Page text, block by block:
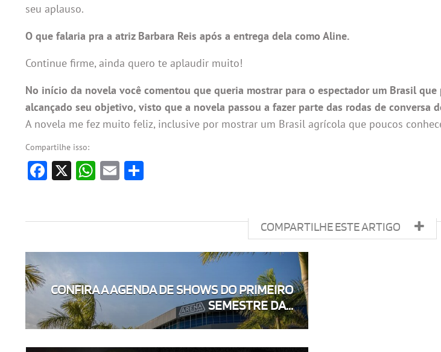
seu aplauso.
O que falaria pra a atriz Barbara Reis após a entrega dela como Aline.
Continue firme, ainda quero te aplaudir muito!
No início da novela você comentou que queria mostrar para o espectador um Brasil que
alcançado seu objetivo, visto que a novela passou a fazer parte das rodas de conversa
A novela me fez muito feliz, inclusive por mostrar um Brasil agrícola que poucos
Compartilhe isso:
Facebook
X WhatsApp
Email
COMPARTILHE ESTE ARTIGO
CONFIRA A AGENDA DE SHOWS DO PRIMEIRO
SEMESTRE DA...